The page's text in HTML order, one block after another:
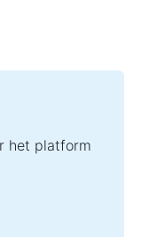
het platform